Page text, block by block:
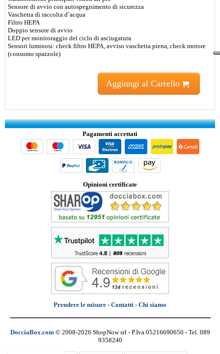
Sensore di avvio con autospegnimento di sicurezza
Vaschetta di raccolta d’acqua
Filtro HEPA
Doppio sensore di avvio
LED per monitoraggio del ciclo di asciugatura
Sensori luminosi: check filtro HEPA, avviso vaschetta piena, check motore
(consumo spazzole)
Aggiungi al Carrello
Pagamenti accettati
Opinioni certificate
Prendere le misure - Contatti - Chi siamo
DocciaBox.com © 2008-2026 ShopNow srl - P.Iva 05216690650 - Tel. 089
9358240